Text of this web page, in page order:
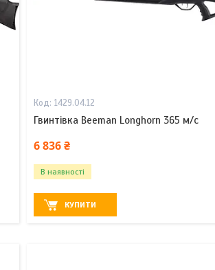
1429.04.12
Гвинтівка Beeman Longhorn 365 м/с
6 836 ₴
В наявності
КУПИТИ